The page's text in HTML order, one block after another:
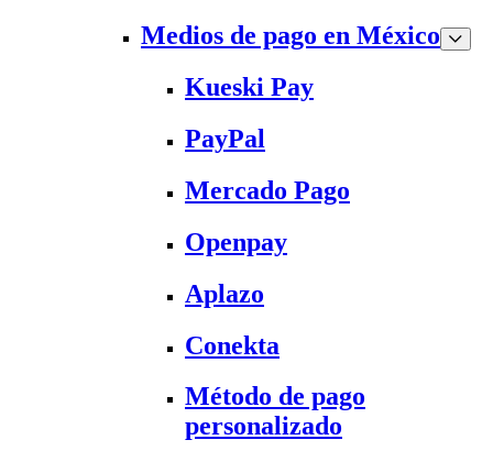
Medios de pago en México
Kueski Pay
PayPal
Mercado Pago
Openpay
Aplazo
Conekta
Método de pago
personalizado